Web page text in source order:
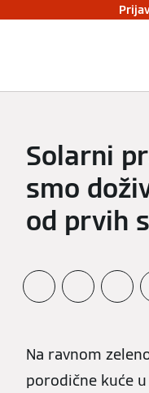
Solarni
smo
od prvih
Na ravnom
porodične kuće